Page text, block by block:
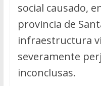
social causado,
provincia de
infraestructura
severamente
inconclusas.